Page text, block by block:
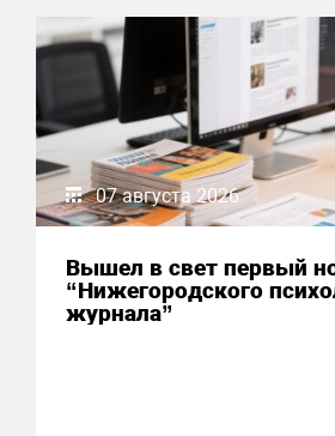
07 августа 2026
Вышел в свет первый
“Нижегородского
журнала”